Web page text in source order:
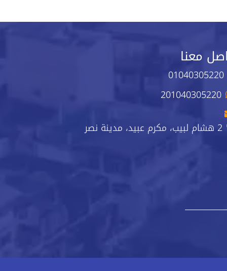
معنا
01040305220
201040305220
2 هشام لبيب، مكرم عبيد، مدينة نصر